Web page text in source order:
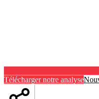
Télécharger notre analyse